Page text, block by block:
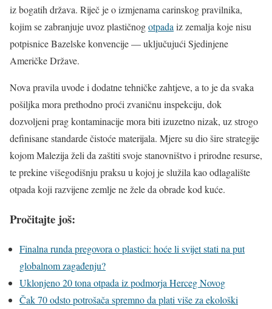
iz bogatih država. Riječ je o izmjenama carinskog pravilnika,
kojim se zabranjuje uvoz plastičnogotpadaiz zemalja koje nisu
potpisnice Bazelske konvencije — uključujući Sjedinjene
Američke Države.
Nova pravila uvode i dodatne tehničke zahtjeve, a to je da svaka
pošiljka mora prethodno proći zvaničnu inspekciju, dok
dozvoljeni prag kontaminacije mora biti izuzetno nizak, uz strogo
definisane standarde čistoće materijala. Mjere su dio šire strategije
kojom Malezija želi da zaštiti svoje stanovništvo i prirodne resurse,
te prekine višegodišnju praksu u kojoj je služila kao odlagalište
otpada koji razvijene zemlje ne žele da obrade kod kuće.
Pročitajte još:
Finalna runda pregovora o plastici: hoće li svijet stati na put
globalnom zagađenju?
Uklonjeno 20 tona otpada iz podmorja Herceg Novog
Čak 70 odsto potrošača spremno da plati više za ekološki